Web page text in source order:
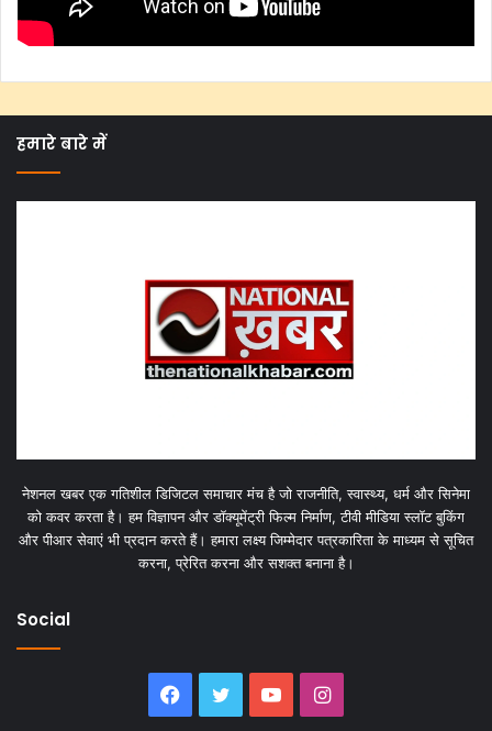
हमारे बारे में
नेशनल खबर एक गतिशील डिजिटल समाचार मंच है जो राजनीति, स्वास्थ्य, धर्म और सिनेमा
को कवर करता है। हम विज्ञापन और डॉक्यूमेंट्री फिल्म निर्माण, टीवी मीडिया स्लॉट बुकिंग
और पीआर सेवाएं भी प्रदान करते हैं। हमारा लक्ष्य जिम्मेदार पत्रकारिता के माध्यम से सूचित
करना, प्रेरित करना और सशक्त बनाना है।
Social
Facebook
TwitterYouTubeInstagram